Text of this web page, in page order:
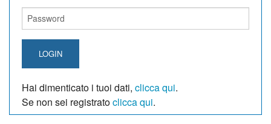
LOGIN
Hai dimenticato i tuoi dati, clicca qui.
Se non sei registratoclicca qui.